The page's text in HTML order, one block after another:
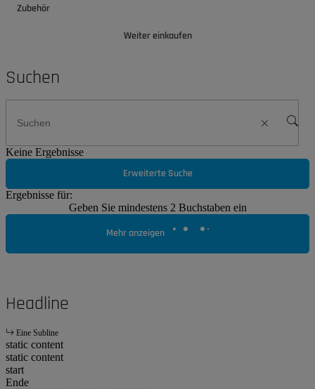
Zubehör
Weiter einkaufen
Suchen
Keine Ergebnisse
Erweiterte Suche
Ergebnisse für:
Geben Sie mindestens 2 Buchstaben ein
Mehr anzeigen
Headline
Eine Subline
static content
static content
start
Ende